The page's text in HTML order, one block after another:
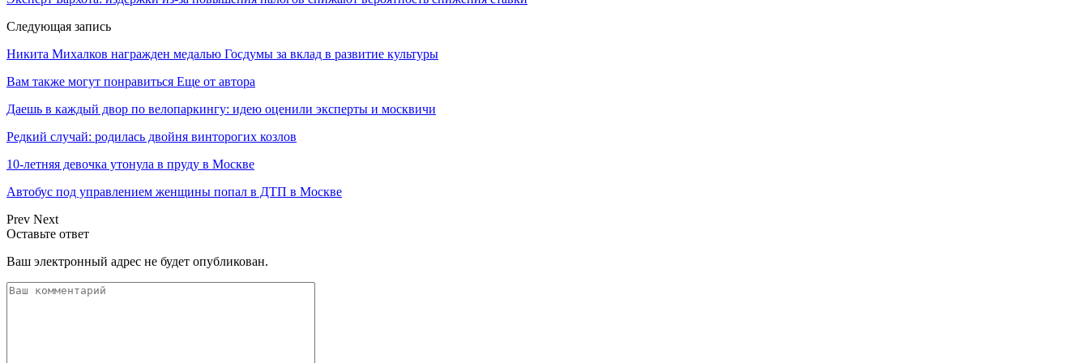
Следующая запись
Никита Михалков награжден медалью Госдумы за вклад в развитие культуры
Вам также могут понравиться Еще от автора
Даешь в каждый двор по велопаркингу: идею оценили эксперты и москвичи
Редкий случай: родилась двойня винторогих козлов
10-летняя девочка утонула в пруду в Москве
Автобус под управлением женщины попал в ДТП в Москве
Prev Next
Оставьте ответ
Ваш электронный адрес не будет опубликован.